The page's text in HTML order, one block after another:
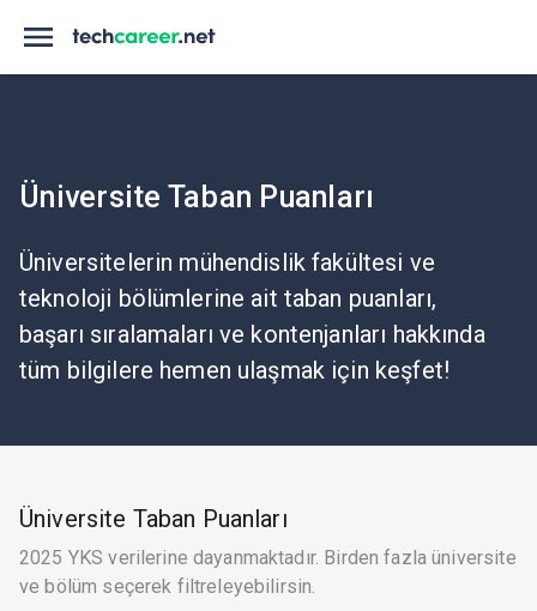
Üniversite Taban Puanları
Üniversitelerin mühendislik fakültesi ve
teknoloji bölümlerine ait taban puanları,
başarı sıralamaları ve kontenjanları hakkında
tüm bilgilere hemen ulaşmak için keşfet!
Üniversite Taban Puanları
2025 YKS verilerine dayanmaktadır. Birden fazla üniversite
ve bölüm seçerek filtreleyebilirsin.